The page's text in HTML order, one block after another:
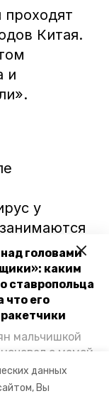
данных
Вы
головами
каким
ставропольца
что его
мальчишкой
с мамой
заняли их
после
проходят
Китая.
и
у
люди
ОРВИ,